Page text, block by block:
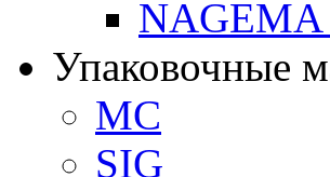
NAGEMA
Упаковочные
MC
SIG